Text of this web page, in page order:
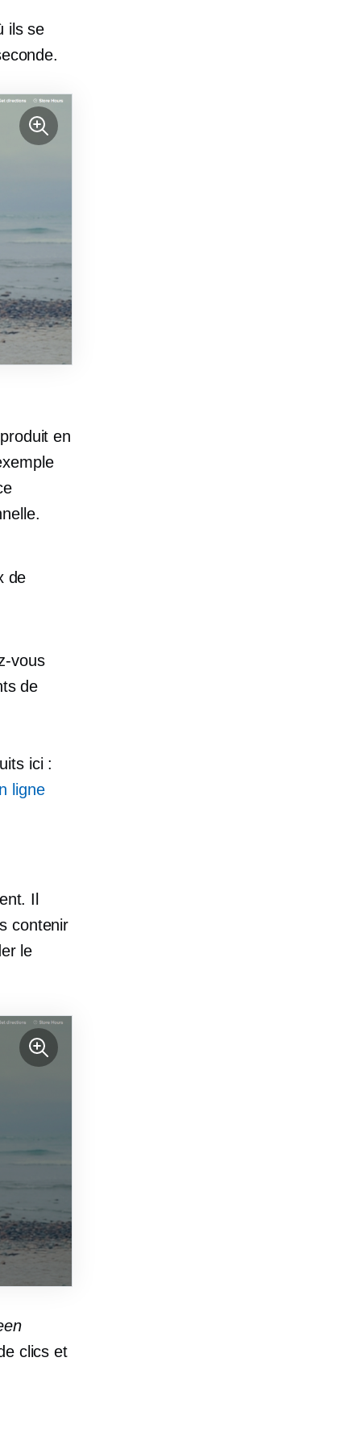
ils se
en
de
vous
de
ici :
ligne
Il
contenir
le
clics et